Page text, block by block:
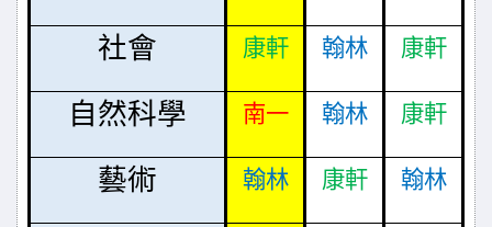
社會 康軒 翰林 康軒
自然科學 南一 翰林 康軒
藝術 翰林 康軒 翰林